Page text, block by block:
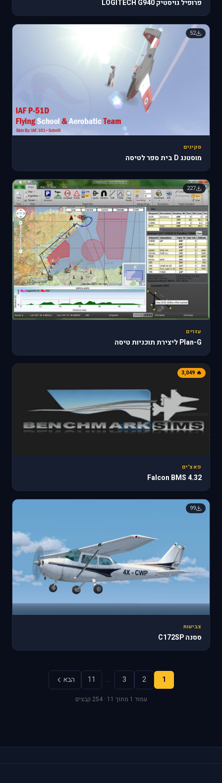
פרופיל גויסטיק LOGITECH G940
52
סקינים
מוסטנג D בית ספר לטיסה
227
עזרים
Plan-G ליצירת תוכניות טיסה
🔥 3,049
פאצ'ים
Falcon BMS 4.32
99
צביעות
ססנה C172SP
1
2
3
…
11 הבא
עמוד 1 מתוך 11 · 254 קבצים